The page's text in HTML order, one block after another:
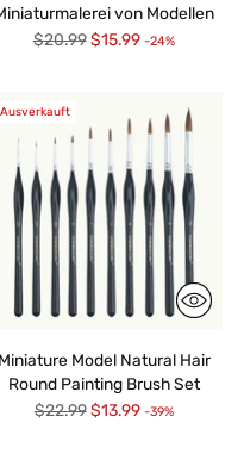
von Modellen
Regulärer
$20.99 $15.99 -24%
Ausverkauft
Miniature Model Natural Hair
Round Painting Brush Set
Regulärer
$22.99 $13.99 -39%